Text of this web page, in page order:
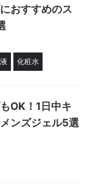
おすすめのス
化粧水
OK！1日中キ
ンズジェル5選